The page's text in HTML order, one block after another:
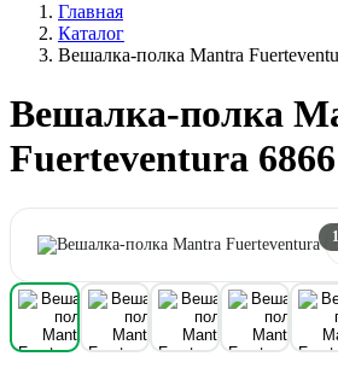
Главная
Каталог
Вешалка-полка Mantra
Вешалка-полка
Fuerteventura 6866
1